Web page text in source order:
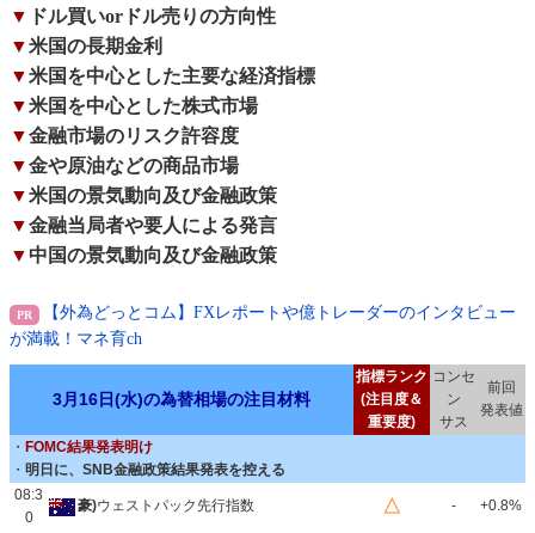
▼ ドル買いorドル売りの方向性
▼米国の長期金利
▼米国を中心とした主要な経済指標
▼米国を中心とした株式市場
▼金融市場のリスク許容度
▼金や原油などの商品市場
▼米国の景気動向及び金融政策
▼金融当局者や要人による発言
▼ 中国の景気動向及び金融政策
【外為どっとコム】FXレポートや億トレーダーのインタビュー
が満載！マネ育ch
3月16日(水)の為替相場の注目材料
指標ランク
(注目度＆
重要度)
コンセ
ン
サス
前回
発表値
・ FOMC結果発表明け
・ 明日に、SNB金融政策結果発表を控える
08:3
0
豪)ウェストパック先行指数 △ - +0.8%